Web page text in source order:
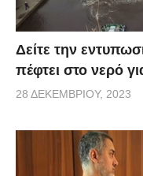
Δείτε την
πέφτει στο νερό
28 ΔΕΚΕΜΒΡΊΟΥ, 2023